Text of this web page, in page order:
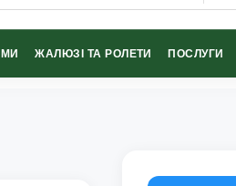
ЖАЛЮЗІ ТА РОЛЕТИ ПОСЛУГИ